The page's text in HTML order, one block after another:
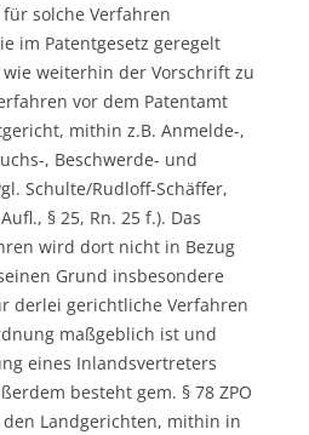
solche Verfahren
im Patentgesetz geregelt
weiterhin der Vorschrift zu
vor dem Patentamt
mithin z.B. Anmelde-,
, Beschwerde- und
Schulte/Rudloff-Schäffer,
§ 25, Rn. 25 f.). Das
wird dort nicht in Bezug
Grund insbesondere
derlei gerichtliche Verfahren
maßgeblich ist und
eines Inlandsvertreters
besteht gem. § 78 ZPO
Landgerichten, mithin in